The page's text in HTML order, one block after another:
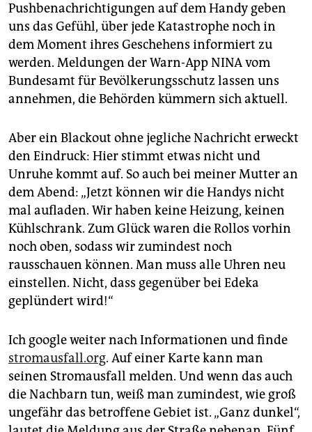
Pushbenachrichtigungen auf dem Handy geben
uns das Gefühl, über jede Katastrophe noch in
dem Moment ihres Geschehens informiert zu
werden. Meldungen der Warn-App NINA vom
Bundesamt für Bevölkerungsschutz lassen uns
annehmen, die Behörden kümmern sich aktuell.
Aber ein Blackout ohne jegliche Nachricht erweckt
den Eindruck: Hier stimmt etwas nicht und
Unruhe kommt auf. So auch bei meiner Mutter an
dem Abend: „Jetzt können wir die Handys nicht
mal aufladen. Wir haben keine Heizung, keinen
Kühlschrank. Zum Glück waren die Rollos vorhin
noch oben, sodass wir zumindest noch
rausschauen können. Man muss alle Uhren neu
einstellen. Nicht, dass gegenüber bei Edeka
geplündert wird!“
Ich google weiter nach Informationen und finde
stromausfall.org. Auf einer Karte kann man
seinen Stromausfall melden. Und wenn das auch
die Nachbarn tun, weiß man zumindest, wie groß
ungefähr das betroffene Gebiet ist. „Ganz dunkel“,